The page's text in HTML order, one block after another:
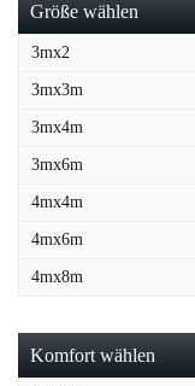
Größe wählen
3mx2
3mx3m
3mx4m
3mx6m
4mx4m
4mx6m
4mx8m
Komfort wählen